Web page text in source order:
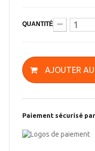
QUANTITÉ
AJOUTER AU
Paiement sécurisé